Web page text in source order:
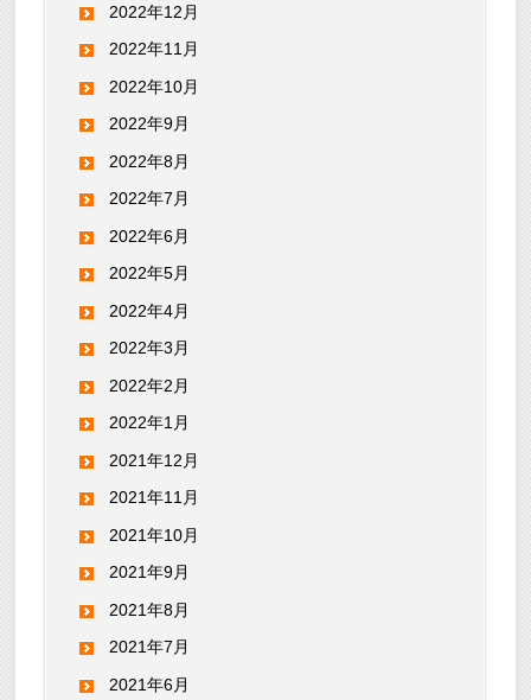
2022年12月
2022年11月
2022年10月
2022年9月
2022年8月
2022年7月
2022年6月
2022年5月
2022年4月
2022年3月
2022年2月
2022年1月
2021年12月
2021年11月
2021年10月
2021年9月
2021年8月
2021年7月
2021年6月